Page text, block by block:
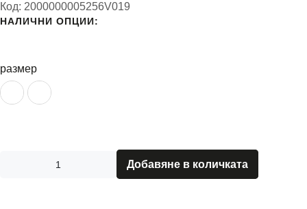
Код: 2000000005256V019
НАЛИЧНИ ОПЦИИ:
размер
Добавяне в количката